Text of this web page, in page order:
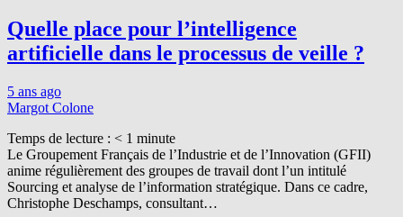
Quelle place pour l’intelligence
artificielle dans le processus de veille ?
5 ans ago
Margot Colone
Temps de lecture : < 1 minute
Le Groupement Français de l’Industrie et de l’Innovation (GFII)
anime régulièrement des groupes de travail dont l’un intitulé
Sourcing et analyse de l’information stratégique. Dans ce cadre,
Christophe Deschamps, consultant…